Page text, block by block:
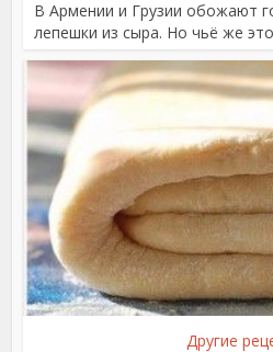
В Армении и Грузии обожают
лепешки из сыра. Но чьё же
Другие